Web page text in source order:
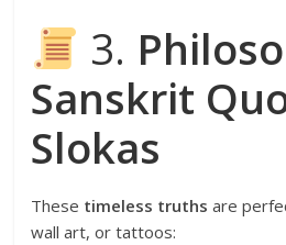
3.
Sanskrit
Slokas
These timeless truths are
wall art, or tattoos: